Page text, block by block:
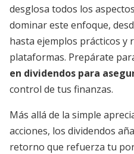
desglosa todos los
dominar este enfoque,
hasta ejemplos prácticos y
plataformas. Prepárate
en dividendos para
control de tus finanzas.
Más allá de la simple
acciones, los dividendos
retorno que refuerza tu